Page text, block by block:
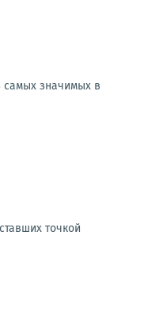
самых значимых в
точкой